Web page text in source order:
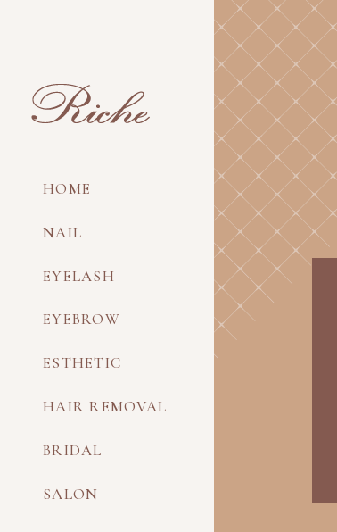
HOME
NAIL
EYELASH
EYEBROW
ESTHETIC
HAIR REMOVAL
BRIDAL
SALON